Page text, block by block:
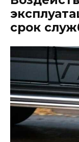
срок